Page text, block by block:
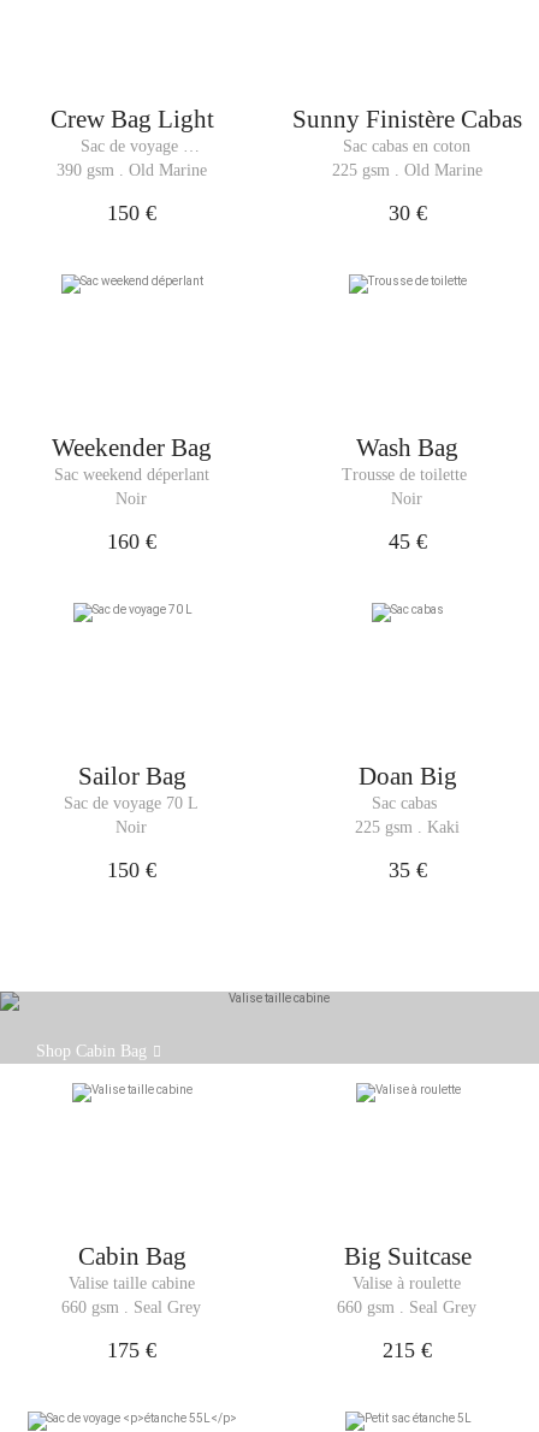
Crew Bag Light
Sac de voyage
polochon
390 gsm . Old Marine
150 €
Sunny Finistère Cabas
Sac cabas en coton
225 gsm . Old Marine
30 €
Weekender Bag
Sac weekend déperlant
Noir
160 €
Wash Bag
Noir
45 €
Sailor Bag
Sac de voyage 70 L
Noir
150 €
Doan Big
225 gsm . Kaki
35 €
cabines.
Shop Cabin Bag
Cabin Bag
Valise taille cabine
660 gsm . Seal Grey
175 €
Big Suitcase
Valise à roulette
660 gsm . Seal Grey
215 €